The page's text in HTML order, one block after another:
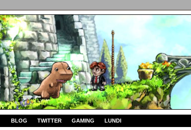
BLOG TWITTER GAMING LUNDI